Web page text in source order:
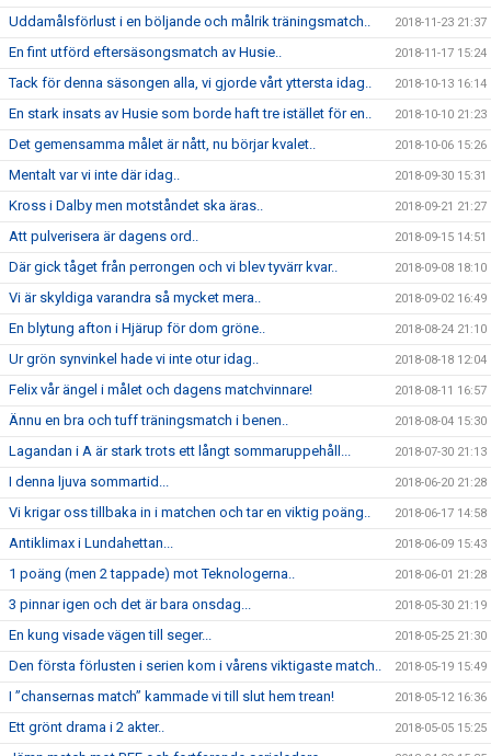
Uddamålsförlust i en böljande och målrik träningsmatch.. 2018-11-23 21:37
En fint utförd eftersäsongsmatch av Husie.. 2018-11-17 15:24
Tack för denna säsongen alla, vi gjorde vårt yttersta idag.. 2018-10-13 16:14
En stark insats av Husie som borde haft tre istället för en.. 2018-10-10 21:23
Det gemensamma målet är nått, nu börjar kvalet.. 2018-10-06 15:26
Mentalt var vi inte där idag.. 2018-09-30 15:31
Kross i Dalby men motståndet ska äras.. 2018-09-21 21:27
Att pulverisera är dagens ord.. 2018-09-15 14:51
Där gick tåget från perrongen och vi blev tyvärr kvar.. 2018-09-08 18:10
Vi är skyldiga varandra så mycket mera.. 2018-09-02 16:49
En blytung afton i Hjärup för dom gröne.. 2018-08-24 21:10
Ur grön synvinkel hade vi inte otur idag.. 2018-08-18 12:04
Felix vår ängel i målet och dagens matchvinnare! 2018-08-11 16:57
Ännu en bra och tuff träningsmatch i benen.. 2018-08-04 15:30
Lagandan i A är stark trots ett långt sommaruppehåll... 2018-07-30 21:13
I denna ljuva sommartid... 2018-06-20 21:28
Vi krigar oss tillbaka in i matchen och tar en viktig poäng.. 2018-06-17 14:58
Antiklimax i Lundahettan... 2018-06-09 15:43
1 poäng (men 2 tappade) mot Teknologerna.. 2018-06-01 21:28
3 pinnar igen och det är bara onsdag... 2018-05-30 21:19
En kung visade vägen till seger... 2018-05-25 21:30
Den första förlusten i serien kom i vårens viktigaste match.. 2018-05-19 15:49
I ”chansernas match” kammade vi till slut hem trean! 2018-05-12 16:36
Ett grönt drama i 2 akter.. 2018-05-05 15:25